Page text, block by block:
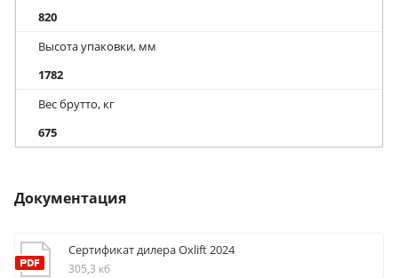
820
Высота упаковки, мм
1782
Вес брутто, кг
675
Документация
Сертификат дилера Oxlift 2024
305,3 кб